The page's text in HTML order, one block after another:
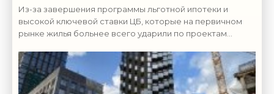
Из-за завершения программы льготной ипотеки и
высокой ключевой ставки ЦБ, которые на первичном
рынке жилья больнее всего ударили по проектам